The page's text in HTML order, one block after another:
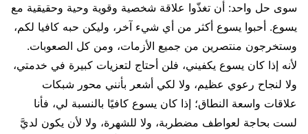
سوى حل واحد: أن تغذّوا علاقة شخصية وقوية وحية وحقيقية مع
يسوع. أحبوا يسوع أكثر من أي شيء آخر، وليكن حبه كافيا لكم،
وستخرجون منتصرين من جميع الأزمات، ومن كل الصعوبات.
لأنه إذا كان يسوع يكفيني، فلن أحتاج لتعزيات كبيرة في خدمتي،
ولا لنجاح رعوي عظيم، ولا لكي أشعر بأنني محور شبكات
علاقات واسعة النطاق؛ إذا كان يسوع كافيًا بالنسبة لي، فأنا
لست بحاجة لعواطف مضطربة، ولا للشهرة، ولا لأن يكون لديَّ